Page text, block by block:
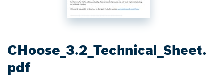
CHoose_3.2_Technical_Sheet.
pdf